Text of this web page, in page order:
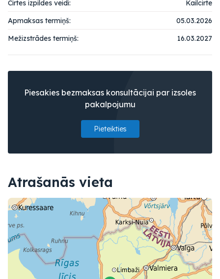
Cirtes izpildes veidi:
Kailcirte
Apmaksas termiņš:
05.03.2026
Mežizstrādes termiņš:
16.03.2027
Piesakies bezmaksas konsultācijai par izsoles
pakalpojumu
Pieteikties
Atrašanās vieta